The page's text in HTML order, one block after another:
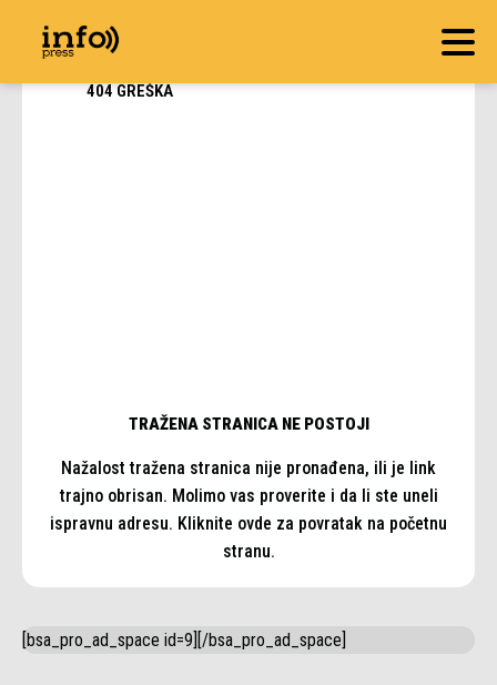
404 GREŠKA
TRAŽENA STRANICA NE POSTOJI
Nažalost tražena stranica nije pronađena, ili je link
trajno obrisan. Molimo vas proverite i da li ste uneli
ispravnu adresu. Kliknite ovde za povratak na početnu
stranu.
[bsa_pro_ad_space id=9][/bsa_pro_ad_space]